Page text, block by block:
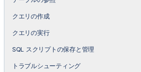
クエリの作成
クエリの実行
SQL スクリプトの保存と管理
トラブルシューティング